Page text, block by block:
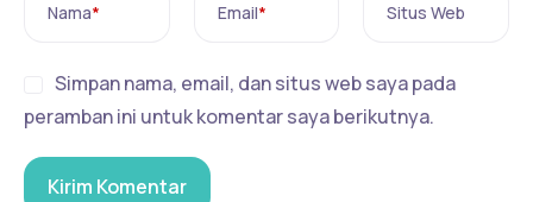
Nama* Email* Situs Web
Simpan nama, email, dan situs web saya pada
peramban ini untuk komentar saya berikutnya.